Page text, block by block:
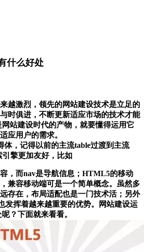
什么好处
越激烈，领先的网站建设技术是立足的
时俱进，不断更新适应市场的技术才能
网站建设时代的产物，就要懂得运用它
应用户的需求。
，记得以前的主流table过渡到主流
擎更加友好，比如
，而nav是导航信息 ；HTML5的移动
兼容移动端可是一个简单概念。虽然多
存在，布局适配也是一门技术活；另外
发挥着越来越重要的优势。网站建设运
？下面就来看看。